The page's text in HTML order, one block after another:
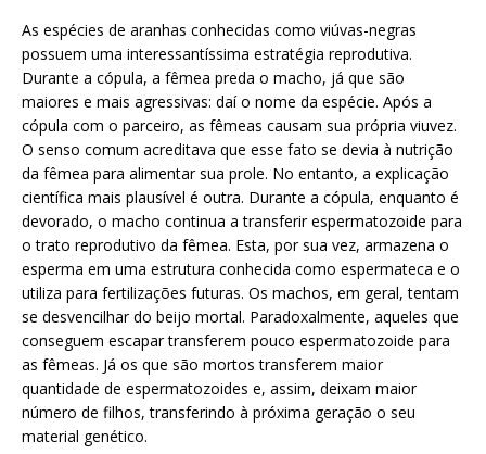
As espécies de aranhas conhecidas como viúvas-negras
possuem uma interessantíssima estratégia reprodutiva.
Durante a cópula, a fêmea preda o macho, já que são
maiores e mais agressivas: daí o nome da espécie. Após a
cópula com o parceiro, as fêmeas causam sua própria viuvez.
O senso comum acreditava que esse fato se devia à nutrição
da fêmea para alimentar sua prole. No entanto, a explicação
científica mais plausível é outra. Durante a cópula, enquanto é
devorado, o macho continua a transferir espermatozoide para
o trato reprodutivo da fêmea. Esta, por sua vez, armazena o
esperma em uma estrutura conhecida como espermateca e o
utiliza para fertilizações futuras. Os machos, em geral, tentam
se desvencilhar do beijo mortal. Paradoxalmente, aqueles que
conseguem escapar transferem pouco espermatozoide para
as fêmeas. Já os que são mortos transferem maior
quantidade de espermatozoides e, assim, deixam maior
número de filhos, transferindo à próxima geração o seu
material genético.